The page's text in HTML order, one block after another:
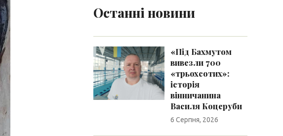
Останні новини
«Під Бахмутом
вивезли 700
«трьохсотих»:
історія
вінничанина
Василя Коцеруби
6 Серпня, 2026